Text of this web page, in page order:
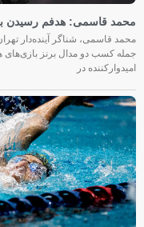
محمد قاسمی: هدفم رسیدن به فینال ۴۰۰ متر بازی‌های
محمد قاسمی، شناگر آینده‌دار
جمله کسب دو مدال برنز
امیدوارکننده در